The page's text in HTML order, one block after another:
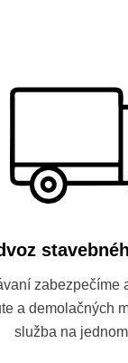
zabezpečíme
a demolačných
služba na